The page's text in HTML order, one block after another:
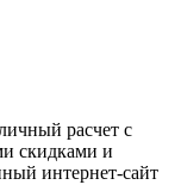
расчет с
скидками и
интернет-сайт